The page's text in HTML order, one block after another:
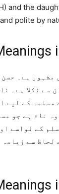
and the
polite by
ہے۔
سے نکلا ہے۔
کے لیے
نام ہے جو
کے نواسے
سے